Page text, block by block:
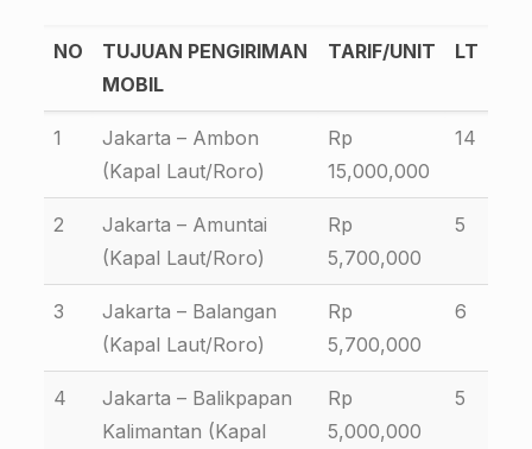
NO
TUJUAN PENGIRIMAN
MOBIL
TARIF/UNIT LT
1
Jakarta – Ambon
(Kapal Laut/Roro)
Rp
15,000,000
14
2
Jakarta – Amuntai
(Kapal Laut/Roro)
Rp
5,700,000
5
3
Jakarta – Balangan
(Kapal Laut/Roro)
Rp
5,700,000
6
4
Jakarta – Balikpapan
Kalimantan (Kapal
Rp
5,000,000
5